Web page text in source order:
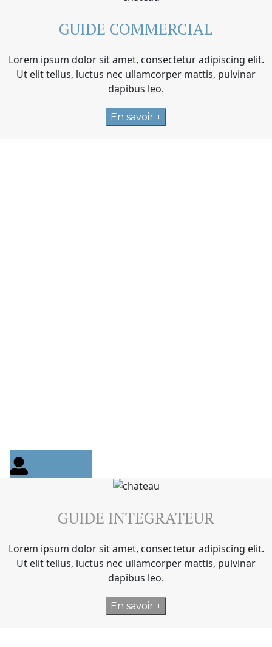
GUIDE COMMERCIAL
Lorem ipsum dolor sit amet, consectetur adipiscing elit.
Ut elit tellus, luctus nec ullamcorper mattis, pulvinar
dapibus leo.
En savoir +
GUIDE INTEGRATEUR
Lorem ipsum dolor sit amet, consectetur adipiscing elit.
Ut elit tellus, luctus nec ullamcorper mattis, pulvinar
dapibus leo.
En savoir +